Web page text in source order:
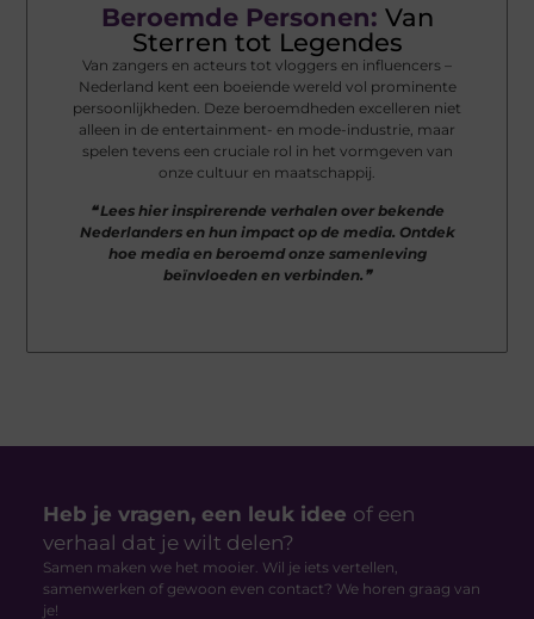
Beroemde Personen: Van
Sterren tot Legendes
Van zangers en acteurs tot vloggers en influencers –
Nederland kent een boeiende wereld vol prominente
persoonlijkheden. Deze beroemdheden excelleren niet
alleen in de entertainment- en mode-industrie, maar
spelen tevens een cruciale rol in het vormgeven van
onze cultuur en maatschappij.
❝ Lees hier inspirerende verhalen over bekende
Nederlanders en hun impact op de media. Ontdek
hoe media en beroemd onze samenleving
beïnvloeden en verbinden.❞
Heb je vragen, een leuk idee of een
verhaal dat je wilt delen?
Samen maken we het mooier. Wil je iets vertellen,
samenwerken of gewoon even contact? We horen graag van
je!